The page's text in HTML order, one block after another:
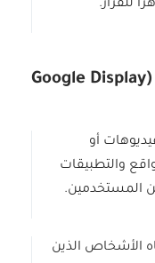
للقرار.
2. إعلانات الشبكة الإعلانية (Google Display
أو
والتطبيقات
المستخدمين.
الأشخاص الذين